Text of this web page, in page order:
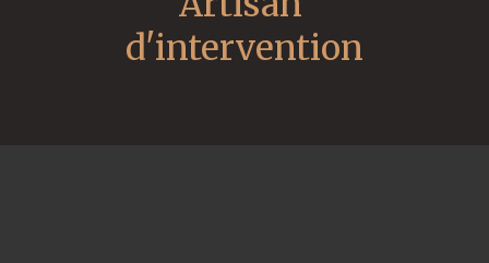
d'intervention